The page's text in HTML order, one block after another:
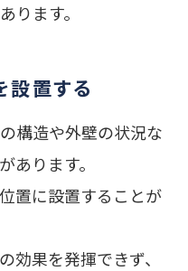
ります。
設置する
構造や外壁の状況な
あります。
置に設置することが
効果を発揮できず、